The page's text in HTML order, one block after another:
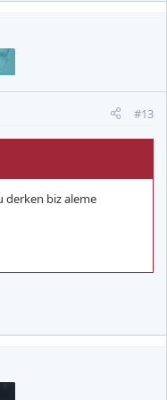
#13
derken biz aleme